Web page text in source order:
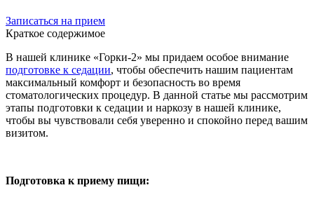
Записаться на прием
Краткое содержимое
В нашей клинике «Горки-2» мы придаем особое внимание
подготовке к седации, чтобы обеспечить нашим пациентам
максимальный комфорт и безопасность во время
стоматологических процедур. В данной статье мы рассмотрим
этапы подготовки к седации и наркозу в нашей клинике,
чтобы вы чувствовали себя уверенно и спокойно перед вашим
визитом.
Подготовка к приему пищи: